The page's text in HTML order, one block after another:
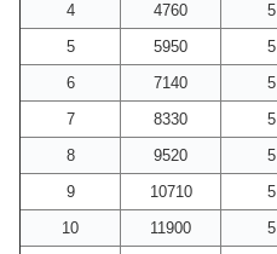
4
4760 5
5
5950 5
6
7140 5
7
8330 5
8
9520 5
9
10710 5
10
11900 5